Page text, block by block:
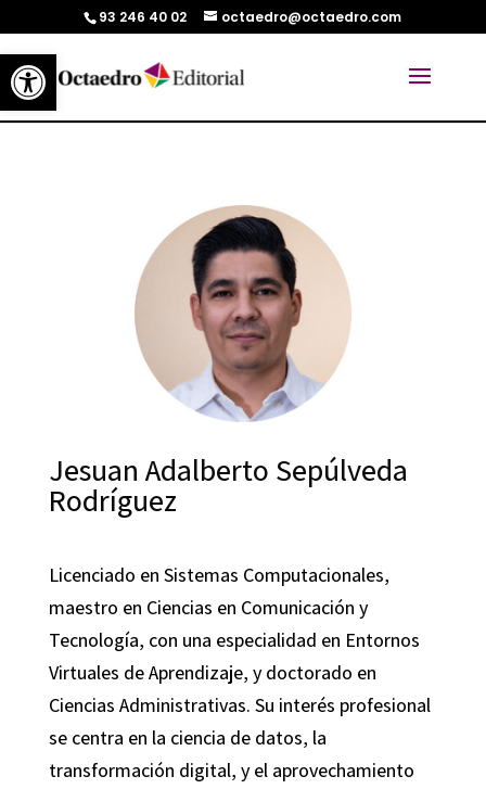
Abrir barra de herramientas
93 246 40 02 octaedro@octaedro.com
Jesuan Adalberto Sepúlveda
Rodríguez
Licenciado en Sistemas Computacionales,
maestro en Ciencias en Comunicación y
Tecnología, con una especialidad en Entornos
Virtuales de Aprendizaje, y doctorado en
Ciencias Administrativas. Su interés profesional
se centra en la ciencia de datos, la
transformación digital, y el aprovechamiento